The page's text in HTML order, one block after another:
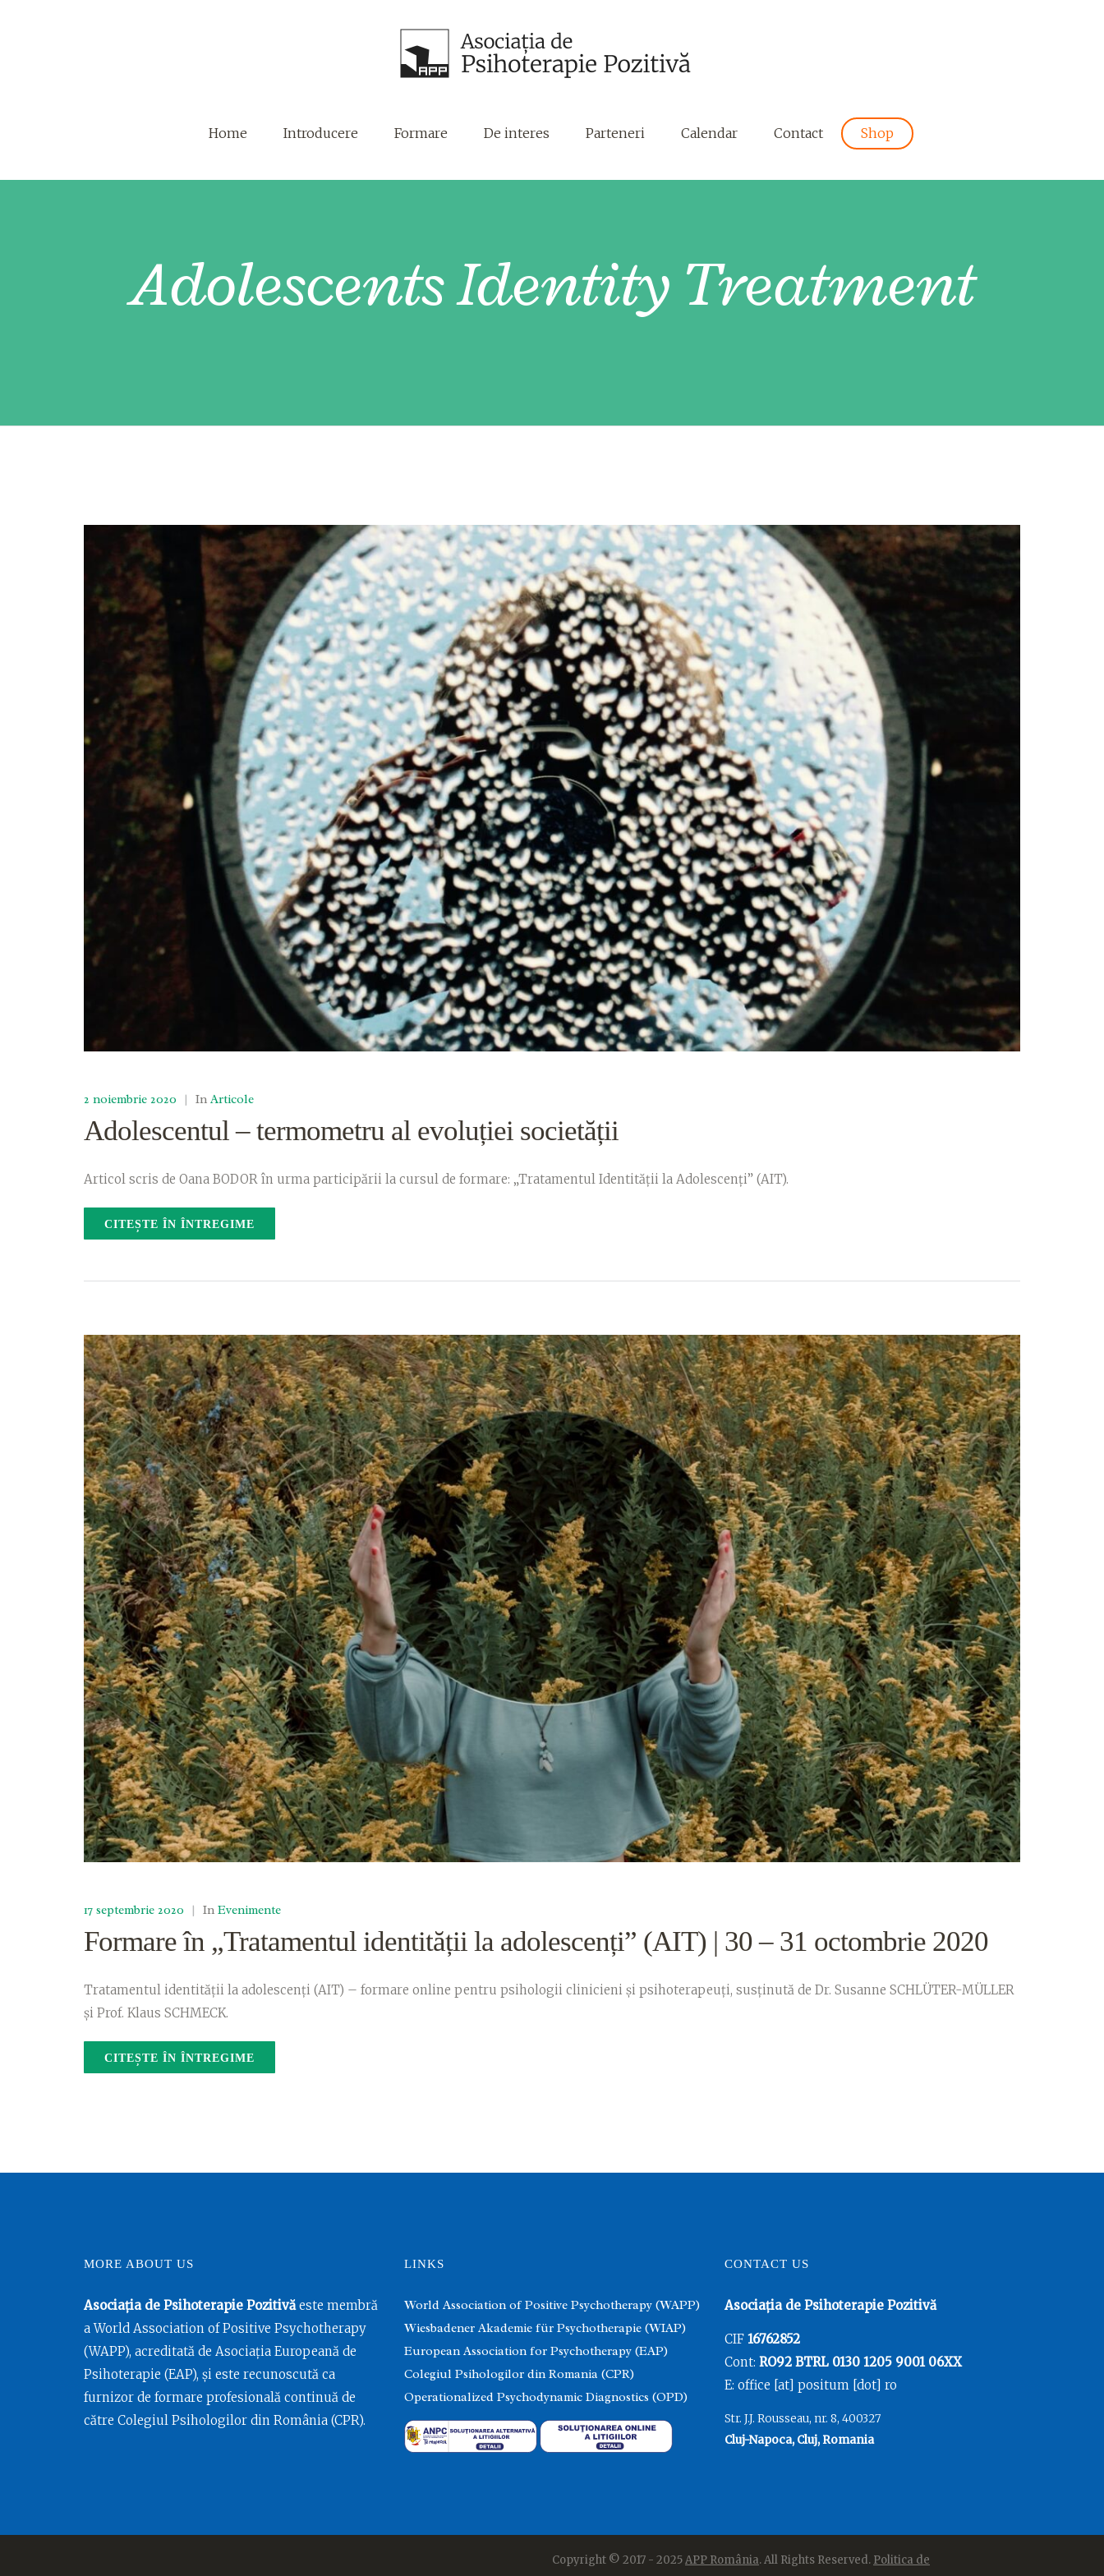
Home Introducere Formare De interes Parteneri Calendar Contact Shop
Adolescents Identity Treatment
2 noiembrie 2020 | In Articole
Adolescentul – termometru al evoluției societății
Articol scris de Oana BODOR în urma participării la cursul de formare: „Tratamentul Identității la Adolescenți” (AIT).
CITEȘTE ÎN ÎNTREGIME
17 septembrie 2020 | In Evenimente
Formare în „Tratamentul identității la adolescenți” (AIT) | 30 – 31 octombrie 2020
Tratamentul identității la adolescenți (AIT) – formare online pentru psihologii clinicieni și psihoterapeuți, susținută de Dr. Susanne SCHLÜTER-MÜLLER
și Prof. Klaus SCHMECK.
CITEȘTE ÎN ÎNTREGIME
MORE ABOUT US
Asociația de Psihoterapie Pozitivăeste membră
a World Association of Positive Psychotherapy
(WAPP), acreditată de Asociația Europeană de
Psihoterapie (EAP), și este recunoscută ca
furnizor de formare profesională continuă de
către Colegiul Psihologilor din România (CPR).
LINKS
World Association of Positive Psychotherapy (WAPP)
Wiesbadener Akademie für Psychotherapie (WIAP)
European Association for Psychotherapy (EAP)
Colegiul Psihologilor din Romania (CPR)
Operationalized Psychodynamic Diagnostics (OPD)
CONTACT US
Asociația de Psihoterapie Pozitivă
CIF 16762852
Cont: RO92 BTRL 0130 1205 9001 06XX
E: office [at] positum [dot] ro
Str. J.J. Rousseau, nr. 8, 400327
Cluj-Napoca, Cluj, Romania
Copyright © 2017 - 2025APP România. All Rights Reserved. Politica de